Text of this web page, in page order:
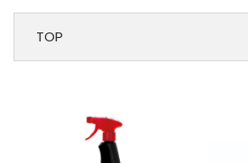
TOPSONAX Leštěnka na metalízu
SONAX Pasta na chrom a hliník